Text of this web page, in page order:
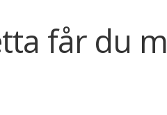
får du